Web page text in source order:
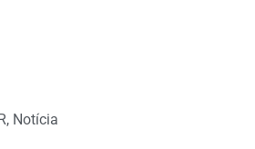
, Notícia